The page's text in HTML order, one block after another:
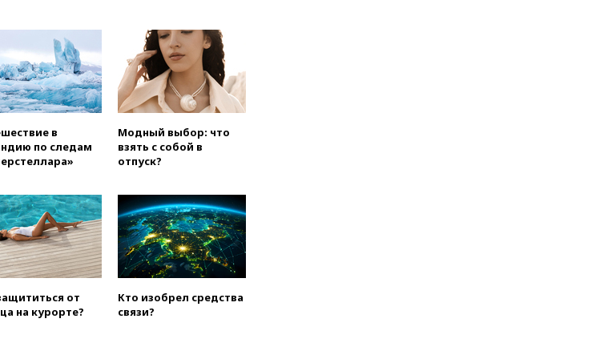
Лидию Невзорову
заочно арестовали по делу о
финансировании
экстремизма
вчера, 20:20Суд США
постановил остановить
строительство бального зала в
Белом доме
одобрил ужесточение
санкций против России и
Ирана
вчера, 20:00СК возбудил дело
против журналистки Катерины
Гордеевой о фейках о ВС
России
вчера, 19:45 ISU предоставил
в
по следам
Модный выбор: что
взять с собой в
отпуск?
от
на курорте?
Кто изобрел средства
связи?